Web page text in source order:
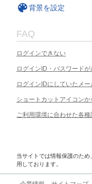
背景を設定
FAQ
ログインできない
ログインID・パスワード
ログインIDにしていたメ
ショートカットアイコン
ご利用環境に合わせた各
当サイトでは情報保護のた
用しております。